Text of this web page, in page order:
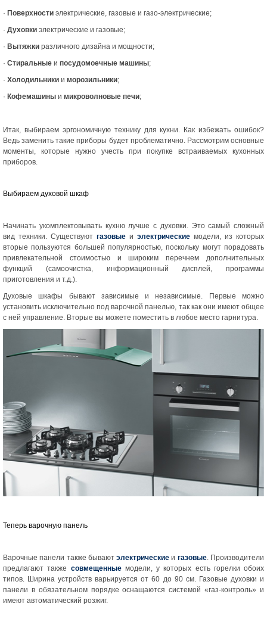
· Поверхности электрические, газовые и газо-электрические;
· Духовки электрические и газовые;
· Вытяжки различного дизайна и мощности;
· Стиральные и посудомоечные машины;
· Холодильники и морозильники;
· Кофемашины и микроволновые печи;
Итак, выбираем эргономичную технику для кухни. Как избежать ошибок?
Ведь заменить такие приборы будет проблематично. Рассмотрим основные
моменты, которые нужно учесть при покупке встраиваемых кухонных
приборов.
Выбираем духовой шкаф
Начинать укомплектовывать кухню лучше с духовки. Это самый сложный
вид техники. Существуют газовые и электрические модели, из которых
вторые пользуются большей популярностью, поскольку могут порадовать
привлекательной стоимостью и широким перечнем дополнительных
функций (самоочистка, информационный дисплей, программы
приготовления и т.д.).
Духовые шкафы бывают зависимые и независимые. Первые можно
установить исключительно под варочной панелью, так как они имеют общее
с ней управление. Вторые вы можете поместить в любое место гарнитура.
Теперь варочную панель
Варочные панели также бываютэлектрическиеи газовые. Производители
предлагают также совмещенные модели, у которых есть горелки обоих
типов. Ширина устройств варьируется от 60 до 90 см. Газовые духовки и
панели в обязательном порядке оснащаются системой «газ-контроль» и
имеют автоматический розжиг.